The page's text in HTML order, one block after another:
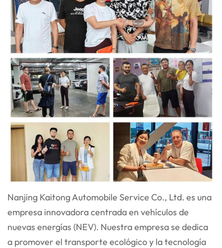
Nanjing Kaitong Automobile Service Co., Ltd. es una
empresa innovadora centrada en vehículos de
nuevas energías (NEV). Nuestra empresa se dedica
a promover el transporte ecológico y la tecnología